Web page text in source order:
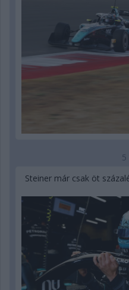
5
Steiner már csak öt